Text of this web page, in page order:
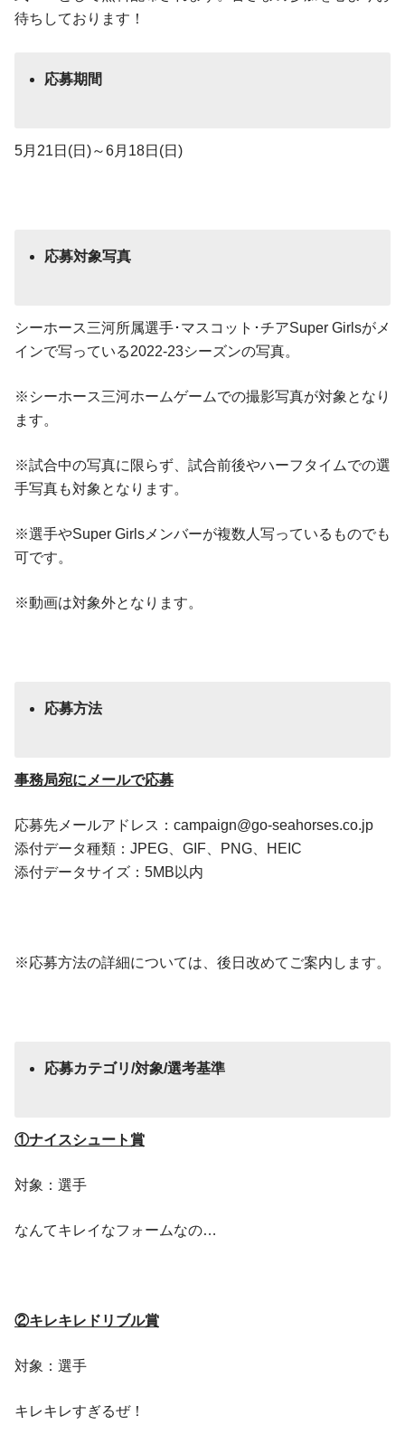
待ちしております！
応募期間
5月21日(日)～6月18日(日)
応募対象写真
シーホース三河所属選手･マスコット･チアSuper Girlsがメ
インで写っている2022-23シーズンの写真。
※シーホース三河ホームゲームでの撮影写真が対象となり
ます。
※試合中の写真に限らず、試合前後やハーフタイムでの選
手写真も対象となります。
※選手やSuper Girlsメンバーが複数人写っているものでも
可です。
※動画は対象外となります。
応募方法
事務局宛にメールで応募
応募先メールアドレス： campaign@go-seahorses.co.jp
添付データ種類：JPEG、GIF、PNG、HEIC
添付データサイズ：5MB以内
※応募方法の詳細については、後日改めてご案内します。
応募カテゴリ/対象/選考基準
①ナイスシュート賞
対象：選手
なんてキレイなフォームなの…
②キレキレドリブル賞
対象：選手
キレキレすぎるぜ！